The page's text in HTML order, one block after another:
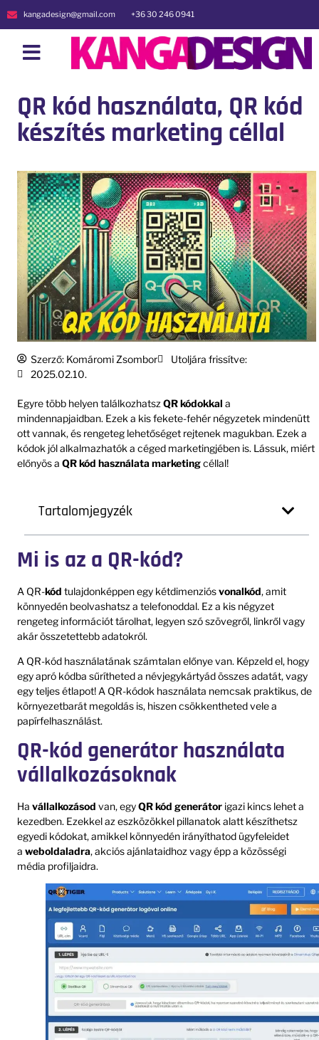
kangadesign@gmail.com +36 30 246 0941
QR kód használata, QR kód
készítés marketing céllal
Szerző: Komáromi Zsombor
Utoljára frissítve:
2025.02.10.
Egyre több helyen találkozhatsz QR kódokkal a
mindennapjaidban. Ezek a kis fekete-fehér négyzetek mindenütt
ott vannak, és rengeteg lehetőséget rejtenek magukban. Ezek a
kódok jól alkalmazhatók a céged marketingjében is. Lássuk, miért
előnyös a QR kód használata marketingcéllal!
Tartalomjegyzék
Mi is az a QR-kód?
A QR-kód tulajdonképpen egy kétdimenziósvonalkód, amit
könnyedén beolvashatsz a telefonoddal. Ez a kis négyzet
rengeteg információt tárolhat, legyen szó szövegről, linkről vagy
akár összetettebb adatokról.
A QR-kód használatának számtalan előnye van. Képzeld el, hogy
egy apró kódba sűrítheted a névjegykártyád összes adatát, vagy
egy teljes étlapot! A QR-kódok használata nemcsak praktikus, de
környezetbarát megoldás is, hiszen csökkentheted vele a
papírfelhasználást.
QR-kód generátor használata
vállalkozásoknak
Ha vállalkozásod van, egyQR kód generátor igazi kincs lehet a
kezedben. Ezekkel az eszközökkel pillanatok alatt készíthetsz
egyedi kódokat, amikkel könnyedén irányíthatod ügyfeleidet
a weboldaladra, akciós ajánlataidhoz vagy épp a közösségi
média profiljaidra.